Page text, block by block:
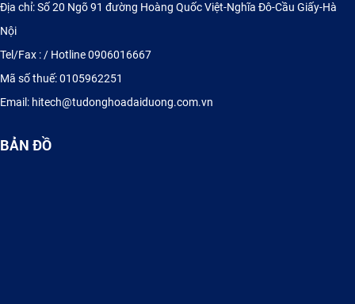
TỦ ĐIỆN ĐIỀU KHIỂN PLC - HMI
Địa chỉ: Số 20 Ngõ 91 đường Hoàng Quốc Việt-Nghĩa Đô-Cầu Giấy-Hà
Nội
Tel/Fax : / Hotline 0906016667
Mã số thuế: 0105962251
Email: hitech@tudonghoadaiduong.com.vn
BẢN ĐỒ